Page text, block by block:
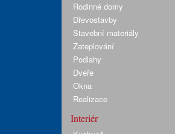
Rodinné domy
Dřevostavby
Stavební materiály
Zateplování
Podlahy
Dveře
Okna
Realizace
Interiér